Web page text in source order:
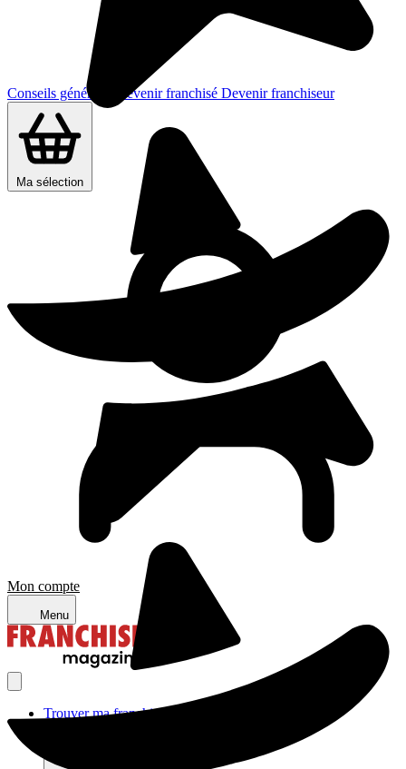
Conseils généraux Devenir franchisé Devenir franchiseur
Ma sélection
Mon compte
Menu
Trouver ma franchise